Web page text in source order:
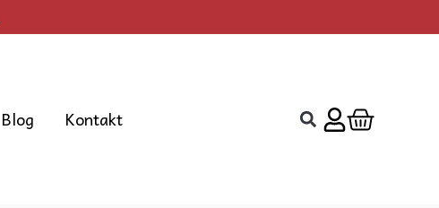
Blog Kontakt Cart